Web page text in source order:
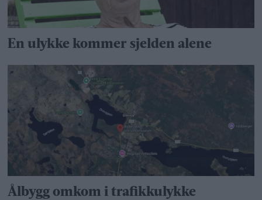
En ulykke kommer sjelden alene
Ålbygg omkom i trafikkulykke